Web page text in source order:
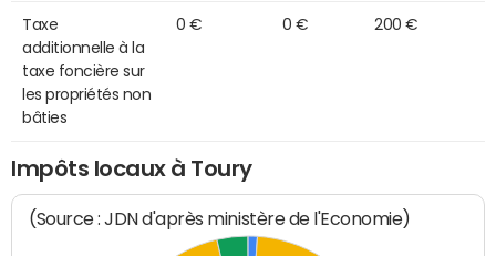
Taxe
additionnelle à la
taxe foncière sur
les propriétés non
bâties
0 € 0 € 200 €
Impôts locaux à Toury
(Source : JDN d'après ministère de l'Economie)